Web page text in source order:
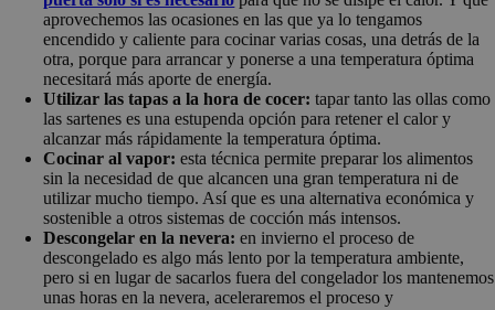
aprovechemos las ocasiones en las que ya lo tengamos
encendido y caliente para cocinar varias cosas, una detrás de la
otra, porque para arrancar y ponerse a una temperatura óptima
necesitará más aporte de energía.
Utilizar las tapas a la hora de cocer: tapar tanto las ollas como
las sartenes es una estupenda opción para retener el calor y
alcanzar más rápidamente la temperatura óptima.
Cocinar al vapor: esta técnica permite preparar los alimentos
sin la necesidad de que alcancen una gran temperatura ni de
utilizar mucho tiempo. Así que es una alternativa económica y
sostenible a otros sistemas de cocción más intensos.
Descongelar en la nevera: en invierno el proceso de
descongelado es algo más lento por la temperatura ambiente,
pero si en lugar de sacarlos fuera del congelador los mantenemos
unas horas en la nevera, aceleraremos el proceso y